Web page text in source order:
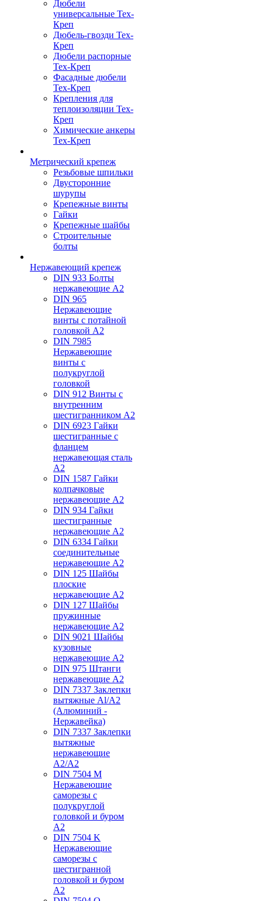
Дюбели
универсальные Тех-
Креп
Дюбель-гвозди Тех-
Креп
Дюбели распорные
Тех-Креп
Фасадные дюбели
Тех-Креп
Крепления для
теплоизоляции Тех-
Креп
Химические анкеры
Тех-Креп
Метрический крепеж
Резьбовые шпильки
Двусторонние
шурупы
Крепежные винты
Гайки
Крепежные шайбы
Строительные
болты
Нержавеющий крепеж
DIN 933 Болты
нержавеющие А2
DIN 965
Нержавеющие
винты с потайной
головкой А2
DIN 7985
Нержавеющие
винты с
полукруглой
головкой
DIN 912 Винты с
внутренним
шестигранником А2
DIN 6923 Гайки
шестигранные с
фланцем
нержавеющая сталь
А2
DIN 1587 Гайки
колпачковые
нержавеющие А2
DIN 934 Гайки
шестигранные
нержавеющие А2
DIN 6334 Гайки
соединительные
нержавеющие А2
DIN 125 Шайбы
плоские
нержавеющие А2
DIN 127 Шайбы
пружинные
нержавеющие А2
DIN 9021 Шайбы
кузовные
нержавеющие А2
DIN 975 Штанги
нержавеющие А2
DIN 7337 Заклепки
вытяжные Al/A2
(Алюминий -
Нержавейка)
DIN 7337 Заклепки
вытяжные
нержавеющие
A2/A2
DIN 7504 M
Нержавеющие
саморезы с
полукруглой
головкой и буром
А2
DIN 7504 K
Нержавеющие
саморезы с
шестигранной
головкой и буром
А2